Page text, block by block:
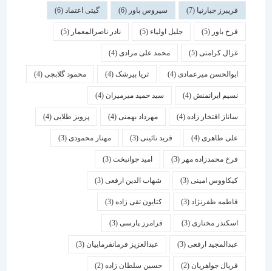
فریبرز جبارنیا(7) سیروس باور(6) گیتی اعتماد(6)
فرخ باور(5) جلیل اولیاء(5) نادر ناصرالمعمار (5)
غزال کرامتی(5) محمد علی مرادی(4)
ابوالحسن میرعمادی(4) ثریا بیرشک(4) محمود گلابچی(4)
نسیم ایرانمنش(4) سید حمید میرمیران(4)
ساناز افتخار زاده(4) مهرداد بهمنی (4) پرویز طلایی(4)
علی طاهری(4) فرید نائینی(3) مهناز محمودی(3)
فرخ محمدزاده مهر(3) امید جوانبخت(3)
کیکاووس امینی(3) شهاب الدین ارفعی(3)
فاطمه ظفرنژاد(3) کتایون تقی زاده(3)
اسكندر مختاری (3) فرامرز پارسی(3)
عبدالمجید ارفعی(3) عبدالعزیز فرمانفرماییان(3)
فریال جواهریان(2) حسین سلطان زاده(2)